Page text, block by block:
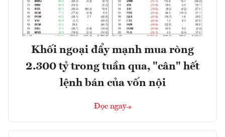
Khối ngoại đẩy mạnh mua ròng
2.300 tỷ trong tuần qua, "cân" hết
lệnh bán của vốn nội
Đọc ngay